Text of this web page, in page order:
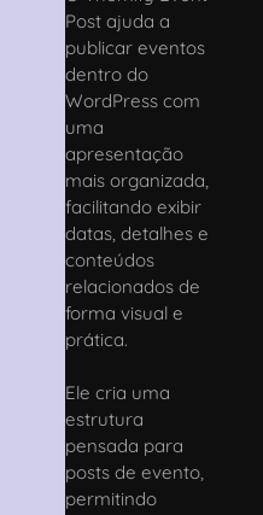
Post ajuda a
publicar eventos
dentro do
WordPress com
uma
apresentação
mais organizada,
facilitando exibir
datas, detalhes e
conteúdos
relacionados de
forma visual e
prática.
Ele cria uma
estrutura
pensada para
posts de evento,
permitindo